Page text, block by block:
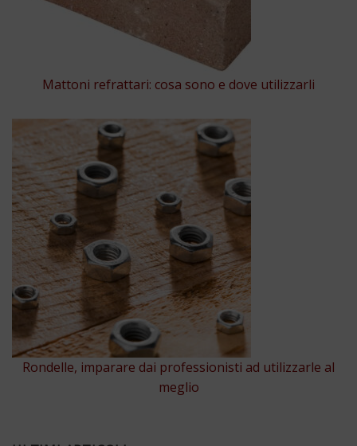
Mattoni refrattari: cosa sono e dove utilizzarli
Rondelle, imparare dai professionisti ad utilizzarle al
meglio